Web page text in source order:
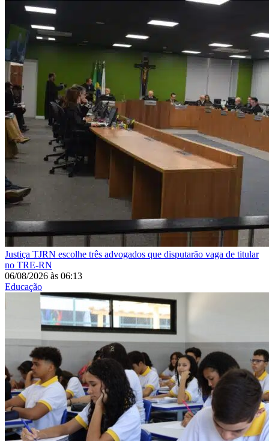
Justiça TJRN escolhe três advogados que disputarão vaga de titular
no TRE-RN
06/08/2026 às 06:13
Educação